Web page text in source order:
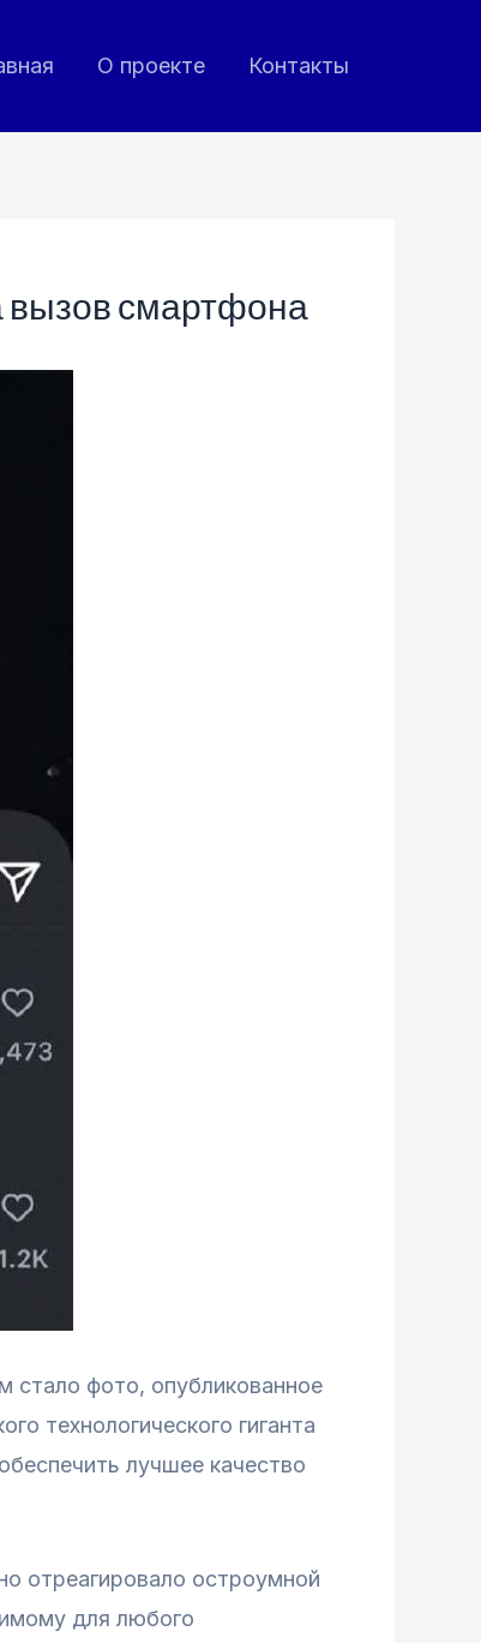
О проекте Контакты
вызов смартфона
стало фото, опубликованное
технологического гиганта
лучшее качество
отреагировало остроумной
для любого